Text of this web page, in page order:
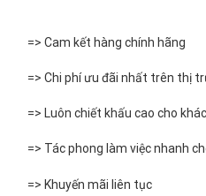
=> Cam kết hàng chính hãng
=> Chi phí ưu đãi nhất trên thị
=> Luôn chiết khấu cao cho
=> Tác phong làm việc nhanh
=> Khuyến mãi liên tục